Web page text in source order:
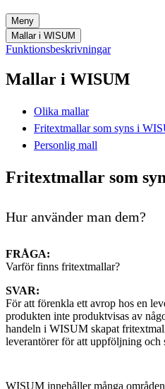
Meny
Mallar i WISUM
Funktionsbeskrivningar
Mallar i WISUM
Olika mallar
Fritextmallar som syns i
Personlig mall
Fritextmallar som
Hur använder man dem?
FRÅGA:
Varför finns fritextmallar?
SVAR:
För att förenkla ett avrop hos en
produkten inte produktvisas av
handeln i WISUM skapat
leverantörer för att uppföljning och
WISUM innehåller många